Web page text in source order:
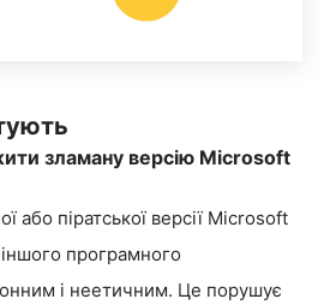
зламану версію Microsoft
або піратської версії Microsoft
програмного
і неетичним. Це порушує